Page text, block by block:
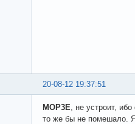
20-08-12 19:37:51
MOP3E , не устроит,
то же бы не помешало.